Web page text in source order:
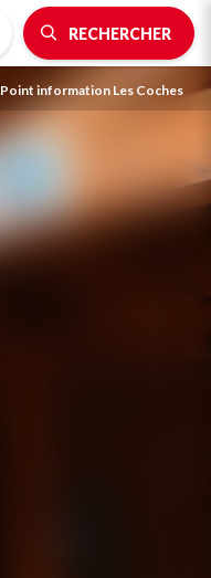
RECHERCHER
Point information Les Coches